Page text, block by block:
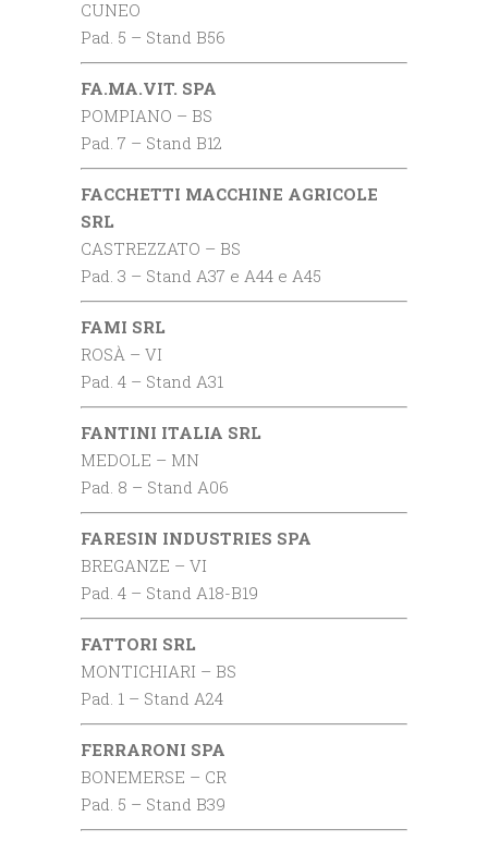
CUNEO
Pad. 5 – Stand B56
FA.MA.VIT. SPA
POMPIANO – BS
Pad. 7 – Stand B12
FACCHETTI MACCHINE AGRICOLE
SRL
CASTREZZATO – BS
Pad. 3 – Stand A37 e A44 e A45
FAMI SRL
ROSÀ – VI
Pad. 4 – Stand A31
FANTINI ITALIA SRL
MEDOLE – MN
Pad. 8 – Stand A06
FARESIN INDUSTRIES SPA
BREGANZE – VI
Pad. 4 – Stand A18-B19
FATTORI SRL
MONTICHIARI – BS
Pad. 1 – Stand A24
FERRARONI SPA
BONEMERSE – CR
Pad. 5 – Stand B39